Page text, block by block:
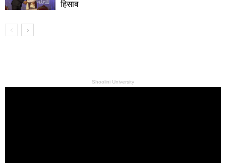
हिसाब
Shoolini University